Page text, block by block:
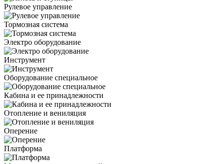
Рулевое управление
Тормозная система
Электро оборудование
Инструмент
Оборудование специальное
Кабина и ее принадлежности
Отопление и вениляция
Оперение
Платформа